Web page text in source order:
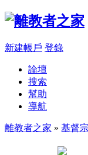
新建帳戶 登錄
論壇
搜索
幫助
導航
離教者之家 » 基督